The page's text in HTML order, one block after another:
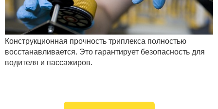
Конструкционная прочность триплекса полностью
восстанавливается. Это гарантирует безопасность для
водителя и пассажиров.